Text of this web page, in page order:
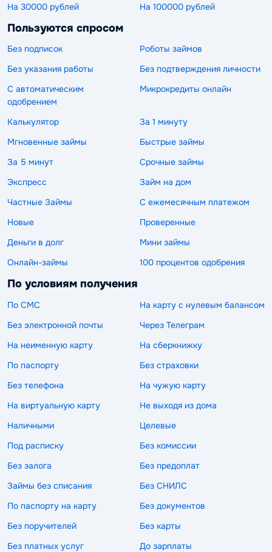
На 30000 рублей
На 100000 рублей
Пользуются спросом
Без подписок
Роботы займов
Без указания работы
Без подтверждения личности
С автоматическим
одобрением
Микрокредиты онлайн
Калькулятор
За 1 минуту
Мгновенные займы
Быстрые займы
За 5 минут
Срочные займы
Экспресс
Займ на дом
Частные Займы
С ежемесячным платежом
Новые
Проверенные
Деньги в долг
Мини займы
Онлайн-займы
100 процентов одобрения
По условиям получения
По СМС
На карту с нулевым балансом
Без электронной почты
Через Телеграм
На неименную карту
На сберкнижку
По паспорту
Без страховки
Без телефона
На чужую карту
На виртуальную карту
Не выходя из дома
Наличными
Целевые
Под расписку
Без комиссии
Без залога
Без предоплат
Займы без списания
Без СНИЛС
По паспорту на карту
Без документов
Без поручителей
Без карты
Без платных услуг
До зарплаты